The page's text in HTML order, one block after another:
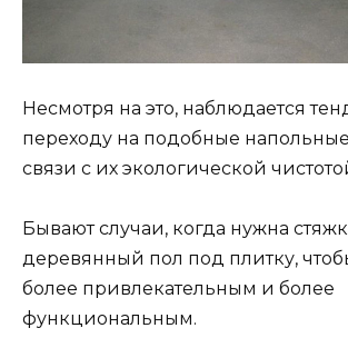
Несмотря на это, наблюдается
переходу на подобные
связи с их экологической
Бывают случаи, когда нужна
деревянный пол под плитку,
более привлекательным и более
функциональным.